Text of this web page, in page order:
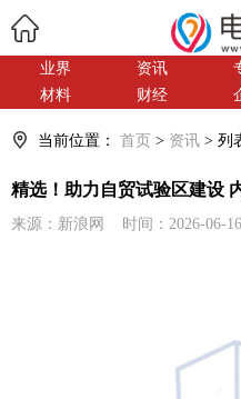
业界 资讯
材料
财经
当前位置： 首页 > 资讯 > 列
精选！助力自贸试验区建设
来源：新浪网 时间：2026-06-16